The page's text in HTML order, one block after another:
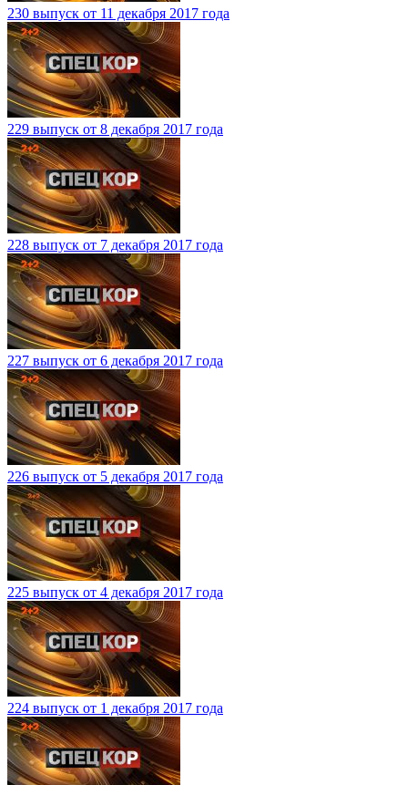
230 выпуск от 11 декабря 2017 года
229 выпуск от 8 декабря 2017 года
228 выпуск от 7 декабря 2017 года
227 выпуск от 6 декабря 2017 года
226 выпуск от 5 декабря 2017 года
225 выпуск от 4 декабря 2017 года
224 выпуск от 1 декабря 2017 года